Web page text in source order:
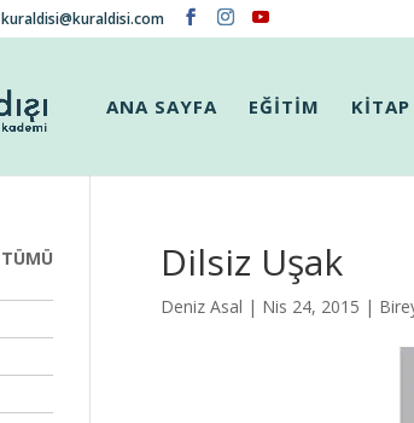
kuraldisi@kuraldisi.com
ANA SAYFA EĞİTİM KİTAP
Dilsiz Uşak
Deniz Asal | Nis 24, 2015 |
TÜMÜ